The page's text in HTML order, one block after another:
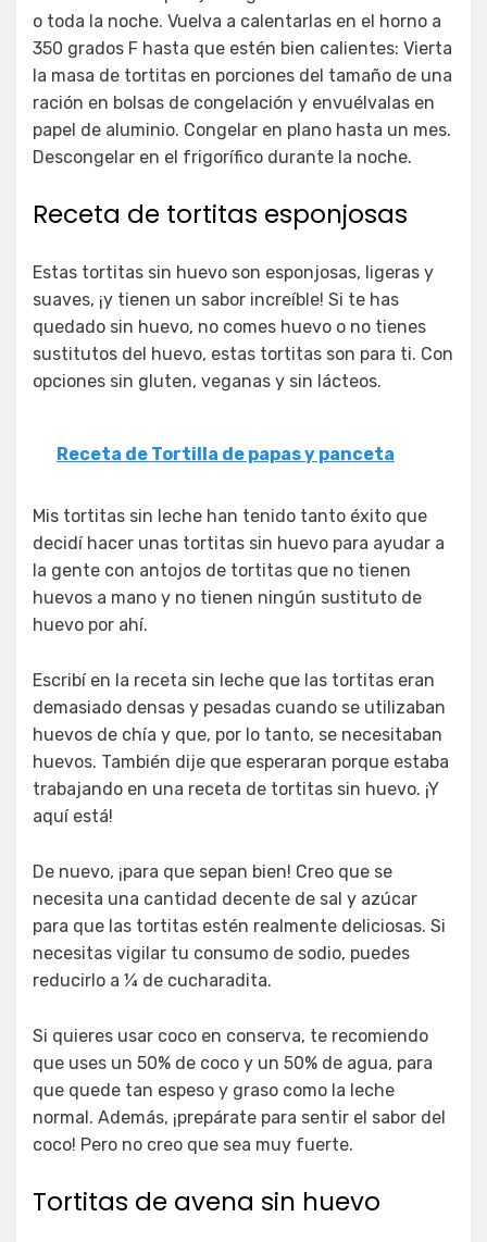
o toda la noche. Vuelva a calentarlas en el horno a
350 grados F hasta que estén bien calientes: Vierta
la masa de tortitas en porciones del tamaño de una
ración en bolsas de congelación y envuélvalas en
papel de aluminio. Congelar en plano hasta un mes.
Descongelar en el frigorífico durante la noche.
Receta de tortitas esponjosas
Estas tortitas sin huevo son esponjosas, ligeras y
suaves, ¡y tienen un sabor increíble! Si te has
quedado sin huevo, no comes huevo o no tienes
sustitutos del huevo, estas tortitas son para ti. Con
opciones sin gluten, veganas y sin lácteos.
Receta de Tortilla de papas y panceta
Mis tortitas sin leche han tenido tanto éxito que
decidí hacer unas tortitas sin huevo para ayudar a
la gente con antojos de tortitas que no tienen
huevos a mano y no tienen ningún sustituto de
huevo por ahí.
Escribí en la receta sin leche que las tortitas eran
demasiado densas y pesadas cuando se utilizaban
huevos de chía y que, por lo tanto, se necesitaban
huevos. También dije que esperaran porque estaba
trabajando en una receta de tortitas sin huevo. ¡Y
aquí está!
De nuevo, ¡para que sepan bien! Creo que se
necesita una cantidad decente de sal y azúcar
para que las tortitas estén realmente deliciosas. Si
necesitas vigilar tu consumo de sodio, puedes
reducirlo a ¼ de cucharadita.
Si quieres usar coco en conserva, te recomiendo
que uses un 50% de coco y un 50% de agua, para
que quede tan espeso y graso como la leche
normal. Además, ¡prepárate para sentir el sabor del
coco! Pero no creo que sea muy fuerte.
Tortitas de avena sin huevo